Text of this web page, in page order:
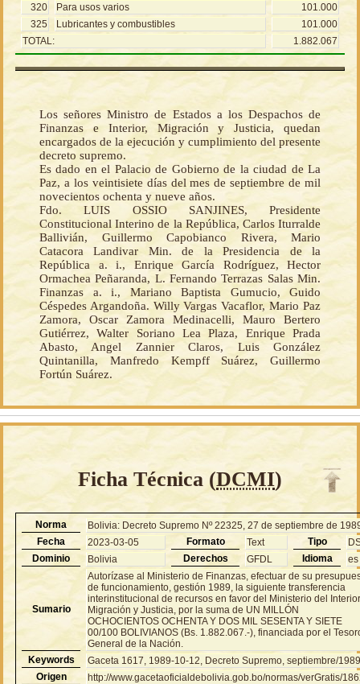
320 Para usos varios
101.000
325
Lubricantes y combustibles
101.000
TOTAL:
1.882.067
Los señores Ministro de Estados a los Despachos de
Finanzas e Interior, Migración y Justicia, quedan
encargados de la ejecución y cumplimiento del presente
decreto supremo.
Es dado en el Palacio de Gobierno de la ciudad de La
Paz, a los veintisiete días del mes de septiembre de mil
novecientos ochenta y nueve años.
Fdo. LUIS OSSIO SANJINES, Presidente
Constitucional Interino de la República, Carlos Iturralde
Ballivián, Guillermo Capobianco Rivera, Mario
Catacora Landivar Min. de la Presidencia de la
República a. i., Enrique García Rodríguez, Hector
Ormachea Peñaranda, L. Fernando Terrazas Salas Min.
Finanzas a. i., Mariano Baptista Gumucio, Guido
Céspedes Argandoña. Willy Vargas Vacaflor, Mario Paz
Zamora, Oscar Zamora Medinacelli, Mauro Bertero
Gutiérrez, Walter Soriano Lea Plaza, Enrique Prada
Abasto, Angel Zannier Claros, Luis González
Quintanilla, Manfredo Kempff Suárez, Guillermo
Fortún Suárez.
Ficha Técnica (DCMI)
Norma
Bolivia: Decreto Supremo Nº 22325, 27 de septiembre de
Fecha
2023-03-05 Formato Text Tipo
Dominio
Bolivia Derechos GFDL Idioma es
Sumario
Autorízase al Ministerio de Finanzas, efectuar de su
de funcionamiento, gestión 1989, la siguiente transferencia
interinstitucional de recursos en favor del Ministerio del
Migración y Justicia, por la suma de UN MILLÓN
OCHOCIENTOS OCHENTA Y DOS MIL SESENTA Y SIETE
00/100 BOLIVIANOS (Bs. 1.882.067.-), financiada por el
General de la Nación.
Keywords
Gaceta 1617, 1989-10-12, Decreto Supremo, septiembre/
Origen
http://www.gacetaoficialdebolivia.gob.bo/normas/verGratis/